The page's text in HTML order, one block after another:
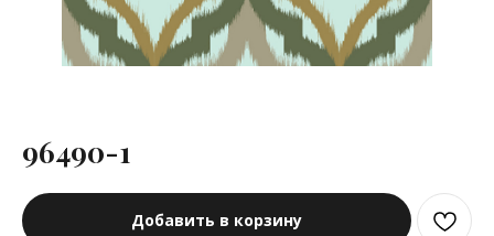
96490-1
Добавить в корзину